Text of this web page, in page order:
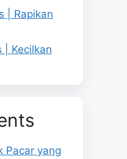
| Rapikan
| Kecilkan
Pacar yang